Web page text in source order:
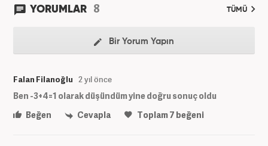
YORUMLAR 8 TÜMÜ
Bir Yorum Yapın
Falan Filanoğlu 2 yıl önce
Ben -3+4=1 olarak düşündüm yine doğru sonuç oldu
Beğen
Cevapla Toplam7 beğeni